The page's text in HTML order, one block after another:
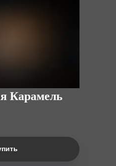
Карамель